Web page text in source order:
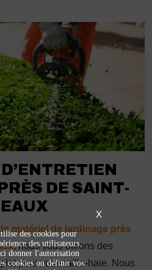
DE SAINT-
matériel de jardinage près
, nous vous offrons des
pour votre taille-haie. Nous
X
des cookies pour
des utilisateurs.
donner l'autorisation
cookies ou définir vos